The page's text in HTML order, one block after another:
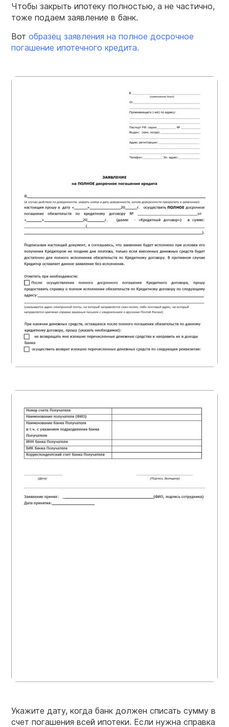
Чтобы закрыть ипотеку полностью, а не частично,
тоже подаем заявление в банк.
Вот образец заявления на полное досрочное
погашение ипотечного кредита.
Укажите дату, когда банк должен списать сумму в
счет погашения всей ипотеки. Если нужна справка